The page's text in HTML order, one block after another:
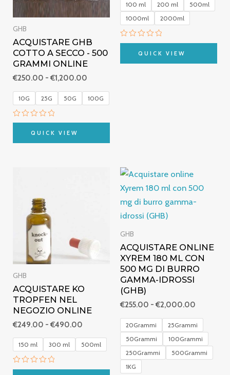
GHB
ACQUISTARE GHB
COTTO A SECCO - 500
GRAMMI ONLINE
€250.00 - €1,200.00
10G 25G 50G 100G
Valutato
5
QUICK VIEW
100 ml 200 ml
500ml
1000ml
2000ml
Valutato
5
QUICK VIEW
GHB
ACQUISTARE KO
TROPFEN NEL
NEGOZIO ONLINE
€249.00 - €490.00
150 ml 300 ml 500ml
Valutato
GHB
ACQUISTARE ONLINE
XYREM 180 ML CON
500 MG DI BURRO
GAMMA-IDROSSI
(GHB)
€255.00 - €2,000.00
prezzo:
da
20Grammi
25Grammi
50Grammi
100Grammi
250Grammi
500Grammi
1KG